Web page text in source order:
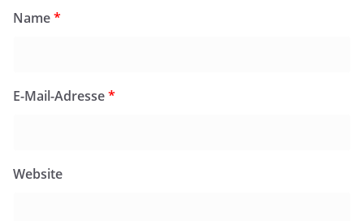
Name*
E-Mail-Adresse*
Website